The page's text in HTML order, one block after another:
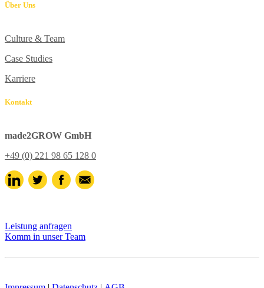
Über Uns
Culture & Team
Case Studies
Karriere
Kontakt
made2GROW GmbH
+49 (0) 221 98 65 128 0
Leistung anfragen
Komm in unser Team